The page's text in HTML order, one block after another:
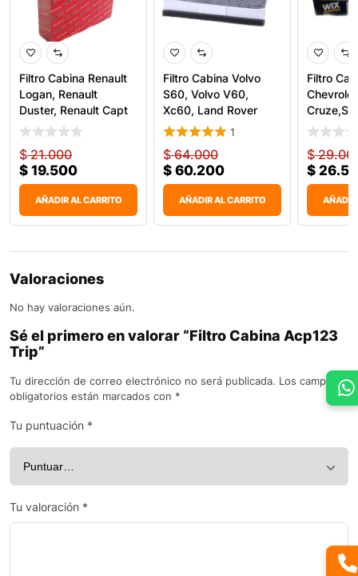
Filtro Cabina Renault
Logan, Renault
Duster, Renault Capt
$21.000
$ 19.500
AÑADIR AL CARRITO
Filtro Cabina Volvo
S60, Volvo V60,
Xc60, Land Rover
WP93
1
$64.000
$ 60.200
AÑADIR AL CARRITO
Filtro
WP9356
$
$
AÑADIR
Valoraciones
No hay valoraciones aún.
Sé el primero en valorar “Filtro Cabina Acp123
Trip”
Tu dirección de correo electrónico no será publicada. Los campos
obligatorios están marcados con *
Tu puntuación *
Tu valoración *